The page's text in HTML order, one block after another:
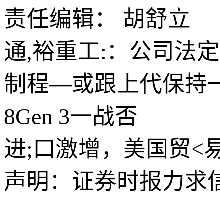
责任编辑： 胡舒立
通,裕重工:：公司法
制程—或跟上代保持
8Gen 3一战否
进;口激增，美国贸<
声明：证券时报力求